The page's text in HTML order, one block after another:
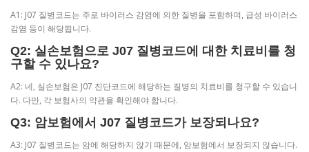
A1: J07 질병코드는 주로 바이러스 감염에 의한 질병을 포함하며, 급성 바이러스
감염 등이 해당됩니다.
Q2: 실손보험으로 J07 질병코드에 대한 치료비를 청
구할 수 있나요?
A2: 네, 실손보험은 J07 진단코드에 해당하는 질병의 치료비를 청구할 수 있습니
다. 다만, 각 보험사의 약관을 확인해야 합니다.
Q3: 암보험에서 J07 질병코드가 보장되나요?
A3: J07 질병코드는 암에 해당하지 않기 때문에, 암보험에서 보장되지 않습니다.